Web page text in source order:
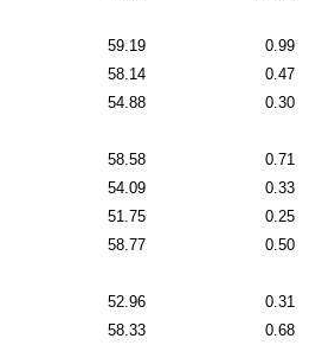
59.19 0.99
58.14 0.47
54.88 0.30
58.58 0.71
54.09 0.33
51.75 0.25
58.77 0.50
52.96 0.31
58.33 0.68